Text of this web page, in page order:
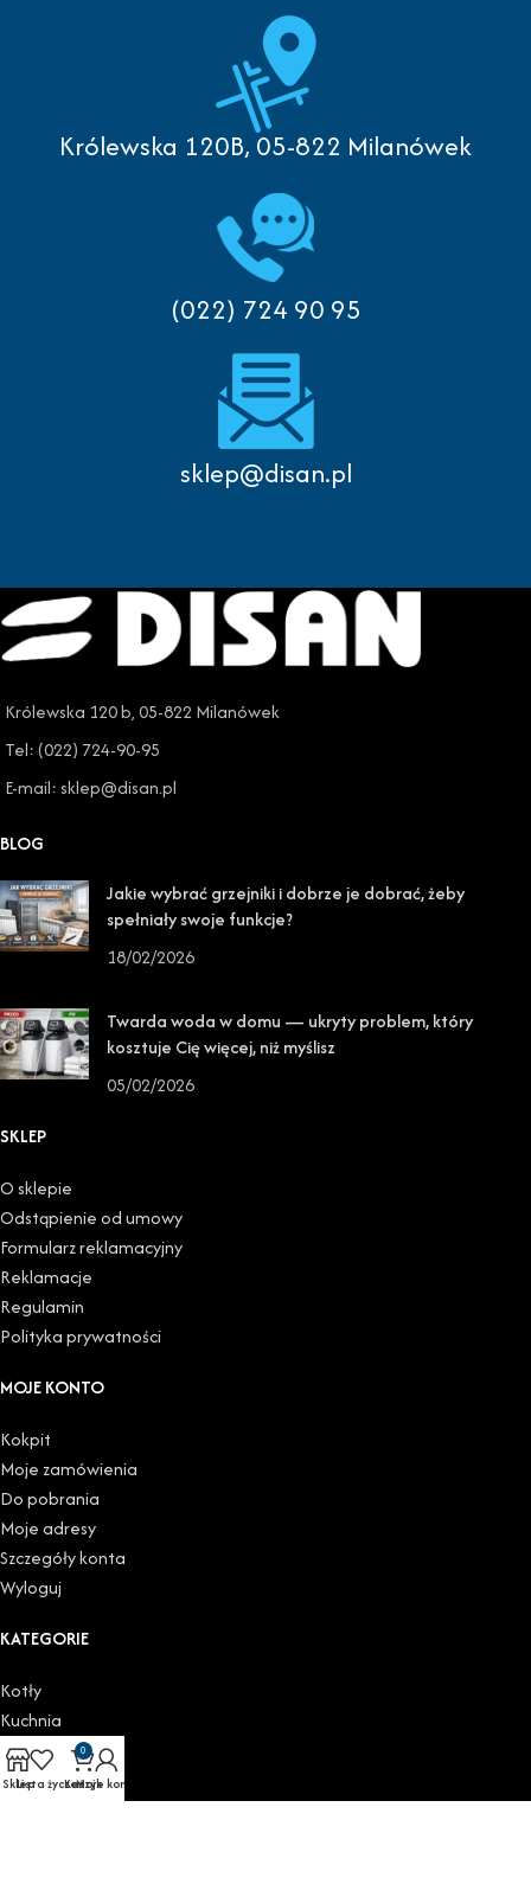
Królewska 120B, 05-822 Milanówek
(022) 724 90 95
sklep@disan.pl
Królewska 120 b, 05-822 Milanówek
Tel: (022) 724-90-95
E-mail: sklep@disan.pl
BLOG
Jakie wybrać grzejniki i dobrze je dobrać, żeby
spełniały swoje funkcje?
18/02/2026
Twarda woda w domu — ukryty problem, który
kosztuje Cię więcej, niż myślisz
05/02/2026
SKLEP
O sklepie
Odstąpienie od umowy
Formularz reklamacyjny
Reklamacje
Regulamin
Polityka prywatności
MOJE KONTO
Kokpit
Moje zamówienia
Do pobrania
Moje adresy
Szczegóły konta
Wyloguj
KATEGORIE
Kotły
Kuchnia
Łazienka
Podgrzewacze
SklepLista życzeń
0
Koszyk
Moje konto